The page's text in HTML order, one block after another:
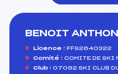
BENOIT
Licence : FFS2640322
Comité : COMITE DE SKI
Club : 07092 SKI CLUB DU